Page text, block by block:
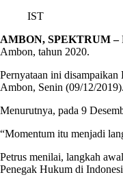
IST
AMBON, SPEKTRUM –
Ambon, tahun 2020.
Pernyataan ini
Ambon, Senin (09/12/2019).
Menurutnya, pada 9
“Momentum itu menjadi
Petrus menilai, langkah
Penegak Hukum di